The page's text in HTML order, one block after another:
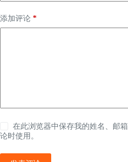
添加评论 *
在此浏览器中保存我的姓名、邮
论时使用。